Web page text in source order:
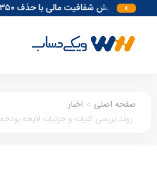
افزایش شفافیت مالی با حذف ۳۵۰ میلیون حساب بانکی
صفحه اصلی > اخبار :
روند بررسی کلیات و جزئیات لایحه بودجه ۱۴۰۴ در کمیسیون تلفیق